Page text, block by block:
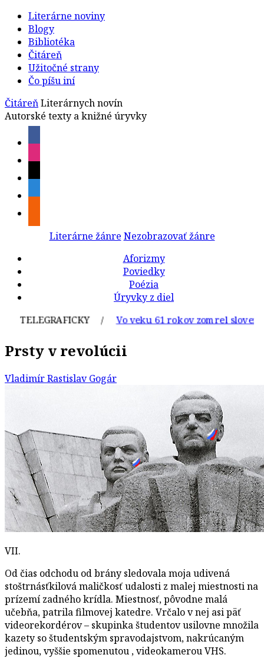
Literárne noviny
Blogy
Bibliotéka
Čitáreň
Užitočné strany
Čo píšu iní
ČitáreňLiterárnych novín
Autorské texty a knižné úryvky
Literárne žánre Nezobrazovať žánre
Aforizmy
Poviedky
Poézia
Úryvky z diel
TELEGRAFICKY / Vo veku 61 rokov zomrel
Prsty v revolúcii
Vladimír Rastislav Gogár
VII.
Od čias odchodu od brány sledovala moja udivená
stoštrnásťkilová maličkosť udalosti z malej miestnosti na
prízemí zadného krídla. Miestnosť, pôvodne malá
učebňa, patrila filmovej katedre. Vrčalo v nej asi päť
videorekordérov – skupinka študentov usilovne množila
kazety so študentským spravodajstvom, nakrúcaným
jedinou, vyššie spomenutou , videokamerou VHS.